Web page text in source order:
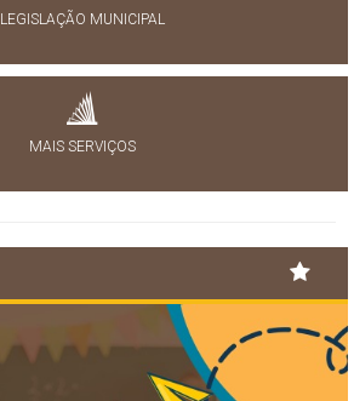
LEGISLAÇÃO MUNICIPAL
MAIS SERVIÇOS